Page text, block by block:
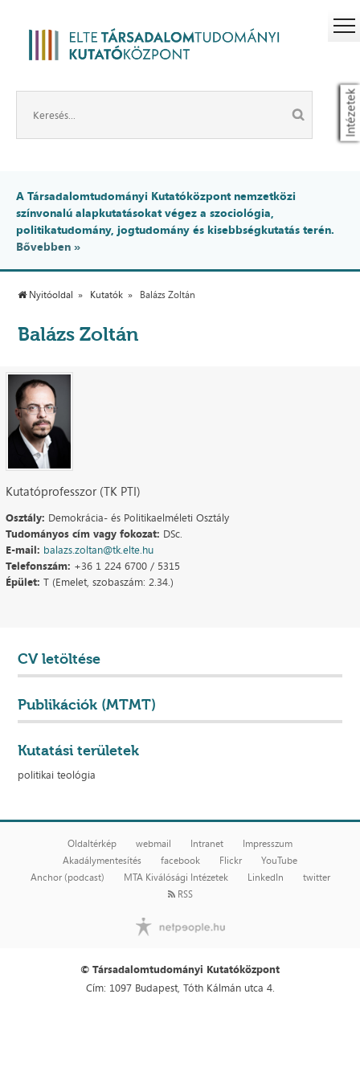
Intézetek
A Társadalomtudományi Kutatóközpont nemzetközi
színvonalú alapkutatásokat végez a szociológia,
politikatudomány, jogtudomány és kisebbségkutatás terén.
Bővebben »
Nyitóoldal Kutatók Balázs Zoltán
Balázs Zoltán
Kutatóprofesszor (TK PTI)
Osztály: Demokrácia- és Politikaelméleti Osztály
Tudományos cím vagy fokozat: DSc.
E-mail: balazs.zoltan@tk.elte.hu
Telefonszám: +36 1 224 6700 / 5315
Épület: T (Emelet, szobaszám: 2.34.)
CV letöltése
Publikációk (MTMT)
Kutatási területek
politikai teológia
Oldaltérkép webmail Intranet
Impresszum
Akadálymentesítés
facebook Flickr
YouTube
Anchor (podcast)
MTA Kiválósági Intézetek LinkedIn
twitter
RSS
© Társadalomtudományi Kutatóközpont
Cím: 1097 Budapest, Tóth Kálmán utca 4.